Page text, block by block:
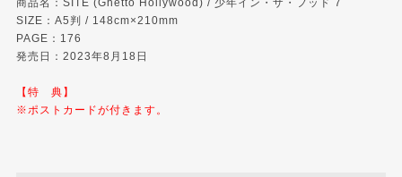
商品名：SITE (Ghetto Hollywood) / 少年イン・ザ・フッド 7
SIZE：A5判 / 148cm×210mm
PAGE：176
発売日：2023年8月18日
【特 典】
※ポストカードが付きます。